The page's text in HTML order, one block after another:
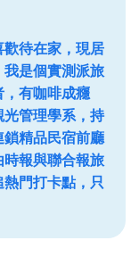
待在家，現居
是個實測派旅
有咖啡成癮
管理學系，持
精品民宿前廳
報與聯合報旅
門打卡點，只